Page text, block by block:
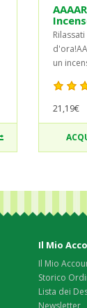
un
21,19€
Il Mio
Il Mio
Storico
Lista dei